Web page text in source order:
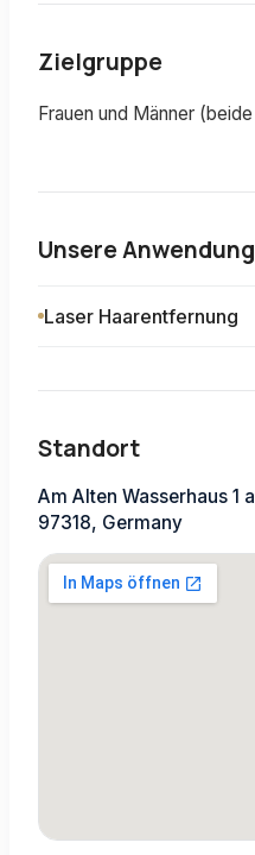
Zielgruppe
Frauen und Männer
Unsere
Laser Haarentfernung
Standort
Am Alten Wasserhaus 1
97318, Germany